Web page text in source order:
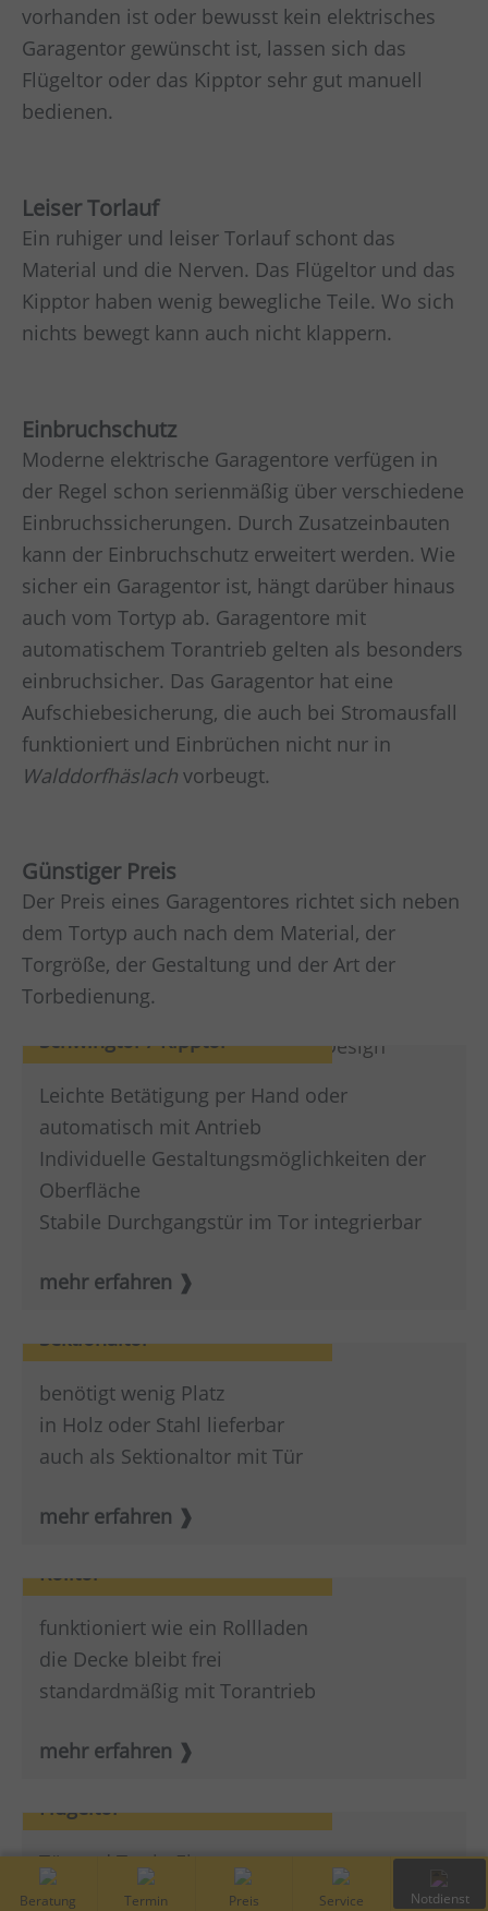
vorhanden ist oder bewusst kein elektrisches
Garagentor gewünscht ist, lassen sich das
Flügeltor oder das Kipptor sehr gut manuell
bedienen.
Leiser Torlauf
Ein ruhiger und leiser Torlauf schont das
Material und die Nerven. Das Flügeltor und das
Kipptor haben wenig bewegliche Teile. Wo sich
nichts bewegt kann auch nicht klappern.
Einbruchschutz
Moderne elektrische Garagentore verfügen in
der Regel schon serienmäßig über verschiedene
Einbruchssicherungen. Durch Zusatzeinbauten
kann der Einbruchschutz erweitert werden. Wie
sicher ein Garagentor ist, hängt darüber hinaus
auch vom Tortyp ab. Garagentore mit
automatischem Torantrieb gelten als besonders
einbruchsicher. Das Garagentor hat eine
Aufschiebesicherung, die auch bei Stromausfall
funktioniert und Einbrüchen nicht nur in
Walddorfhäslach vorbeugt.
Günstiger Preis
Der Preis eines Garagentores richtet sich neben
dem Tortyp auch nach dem Material, der
Torgröße, der Gestaltung und der Art der
Torbedienung.
Schwingtor / Kipptor
Leichte Betätigung per Hand oder
automatisch mit Antrieb
Individuelle Gestaltungsmöglichkeiten der
Oberfläche
Stabile Durchgangstür im Tor integrierbar
mehr erfahren
Sektionaltor
benötigt wenig Platz
in Holz oder Stahl lieferbar
auch als Sektionaltor mit Tür
mehr erfahren
Rolltor
funktioniert wie ein Rollladen
die Decke bleibt frei
standardmäßig mit Torantrieb
mehr erfahren
Flügeltor
Tür und Tor in Einem
Große Design und Materialvielfalt
Kostenfreie Vor-Ort Preis Service Notdienst